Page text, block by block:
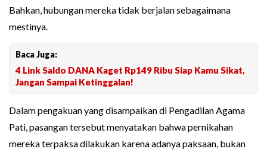
Bahkan, hubungan mereka tidak berjalan sebagaimana
mestinya.
Baca Juga:
4 Link Saldo DANA Kaget Rp149 Ribu Siap Kamu Sikat,
Jangan Sampai Ketinggalan!
Dalam pengakuan yang disampaikan di Pengadilan Agama
Pati, pasangan tersebut menyatakan bahwa pernikahan
mereka terpaksa dilakukan karena adanya paksaan, bukan